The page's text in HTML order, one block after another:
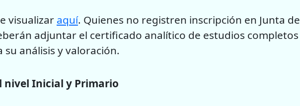
visualizar aquí. Quienes no registren inscripción en Junta de
adjuntar el certificado analítico de estudios completos
análisis y valoración.
nivel Inicial y Primario